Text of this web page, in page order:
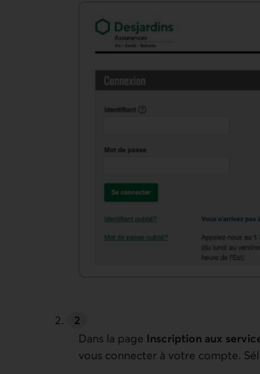
Haut de page
Dans la page Inscription aux
vous connecter à votre compte.